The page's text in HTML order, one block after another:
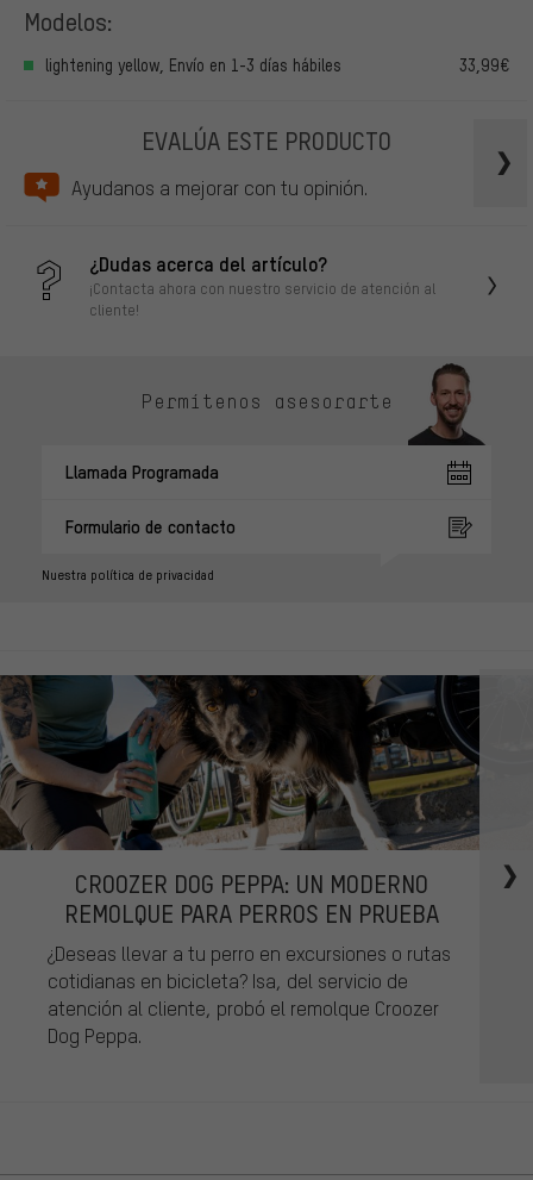
Modelos:
lightening yellow, Envío en 1-3 días hábiles 33,99€
EVALÚA ESTE PRODUCTO
Ayudanos a mejorar con tu opinión.
¿Dudas acerca del artículo?
¡Contacta ahora con nuestro servicio de atención al
cliente!
Permítenos asesorarte
Llamada Programada
Formulario de contacto
Nuestra política de privacidad
CROOZER DOG PEPPA: UN MODERNO
REMOLQUE PARA PERROS EN PRUEBA
¿Deseas llevar a tu perro en excursiones o rutas
cotidianas en bicicleta? Isa, del servicio de
atención al cliente, probó el remolque Croozer
Dog Peppa.